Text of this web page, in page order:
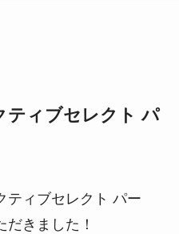
ティブセレクト パ
ティブセレクト パー
きました！